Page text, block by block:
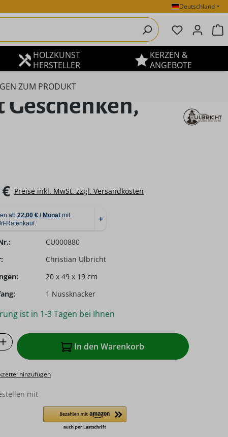
Deutschland
Du hast 0
HOLZKUNST
HERSTELLER
KERZEN &
ANGEBOTE
ZUM PRODUKT
Preise inkl. MwSt. zzgl. Versandkosten
CU000880
Christian Ulbricht
20 x 49 x 19 cm
1 Nussknacker
ist in 1-3 Tagen bei Ihnen
Gib den gewünschten Wert
In den Warenkorb
hinzufügen
mit